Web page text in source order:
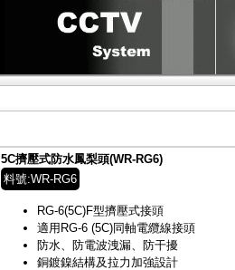
5C擠壓式防水鳳梨頭(WR-RG6)
料號:WR-RG6
RG-6(5C)F型擠壓式接頭
適用RG-6 (5C)同軸電纜線接頭
防水、防電波洩漏、防干擾
銅鍍鎳結構及拉力加強設計